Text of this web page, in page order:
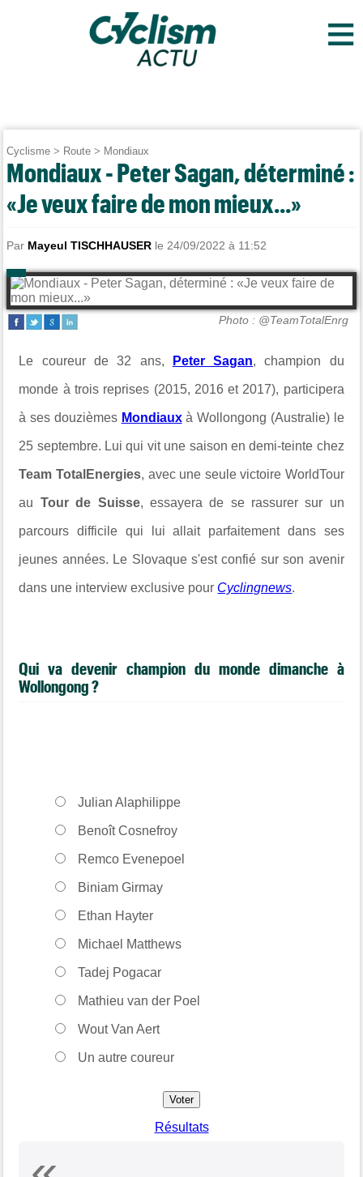
≡
Cyclisme > Route > Mondiaux
Mondiaux - Peter Sagan, déterminé :
«Je veux faire de mon mieux...»
Par Mayeul TISCHHAUSER le 24/09/2022 à 11:52
Photo : @TeamTotalEnrg
Le coureur de 32 ans, Peter Sagan, champion du
monde à trois reprises (2015, 2016 et 2017), participera
à ses douzièmes Mondiauxà Wollongong (Australie) le
25 septembre. Lui qui vit une saison en demi-teinte chez
Team TotalEnergies, avec une seule victoire WorldTour
au Tour de Suisse, essayera de se rassurer sur un
parcours difficile qui lui allait parfaitement dans ses
jeunes années. Le Slovaque s'est confié sur son avenir
dans une interview exclusive pour Cyclingnews.
Qui va devenir champion du monde dimanche à
Wollongong ?
Julian Alaphilippe
Benoît Cosnefroy
Remco Evenepoel
Biniam Girmay
Ethan Hayter
Michael Matthews
Tadej Pogacar
Mathieu van der Poel
Wout Van Aert
Un autre coureur
Résultats